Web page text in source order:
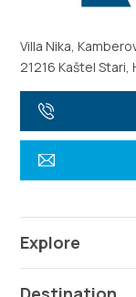
Villa Nika,
21216 Kaštel Stari,
Explore